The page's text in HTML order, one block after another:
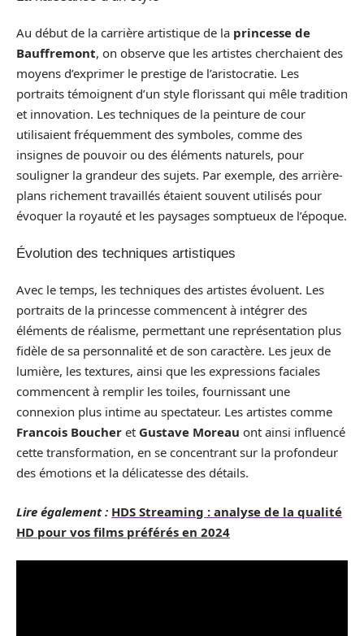
Au début de la carrière artistique de la princesse de
Bauffremont, on observe que les artistes cherchaient des
moyens d’exprimer le prestige de l’aristocratie. Les
portraits témoignent d’un style florissant qui mêle tradition
et innovation. Les techniques de la peinture de cour
utilisaient fréquemment des symboles, comme des
insignes de pouvoir ou des éléments naturels, pour
souligner la grandeur des sujets. Par exemple, des arrière-
plans richement travaillés étaient souvent utilisés pour
évoquer la royauté et les paysages somptueux de l’époque.
Évolution des techniques artistiques
Avec le temps, les techniques des artistes évoluent. Les
portraits de la princesse commencent à intégrer des
éléments de réalisme, permettant une représentation plus
fidèle de sa personnalité et de son caractère. Les jeux de
lumière, les textures, ainsi que les expressions faciales
commencent à remplir les toiles, fournissant une
connexion plus intime au spectateur. Les artistes comme
Francois Boucher et Gustave Moreau ont ainsi influencé
cette transformation, en se concentrant sur la profondeur
des émotions et la délicatesse des détails.
Lire également : HDS Streaming : analyse de la qualité
HD pour vos films préférés en 2024